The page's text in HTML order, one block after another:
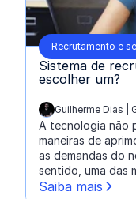
Recrutamento e
Sistema de
escolher um?
escrito por:
Guilherme Dias |
A tecnologia não
maneiras de
as demandas do
sentido, uma das
Saiba mais